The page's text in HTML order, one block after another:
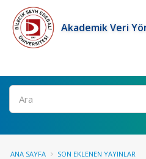
Akademik Veri
Ara
ANA SAYFA SON EKLENEN YAYINLAR